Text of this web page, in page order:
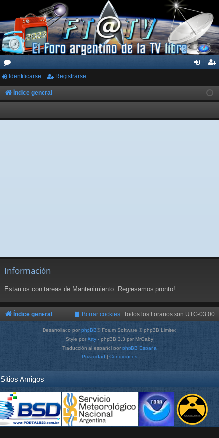
or
os
ar
ist
rs
Identificarse Registrarse
Índice general
Información
Estamos con tareas de Mantenimiento. Regresamos pronto!
Índice general Todos los horarios son UTC-03:00
Borrar cookies
Desarrollado por phpBB® Forum Software © phpBB Limited
Style por Arty - phpBB 3.3 por MrGaby
Traducción al español por phpBB España
Privacidad | Condiciones
Sitios Amigos